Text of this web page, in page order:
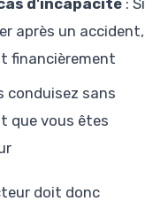
après un accident,
financièrement
conduisez sans
que vous êtes
doit donc